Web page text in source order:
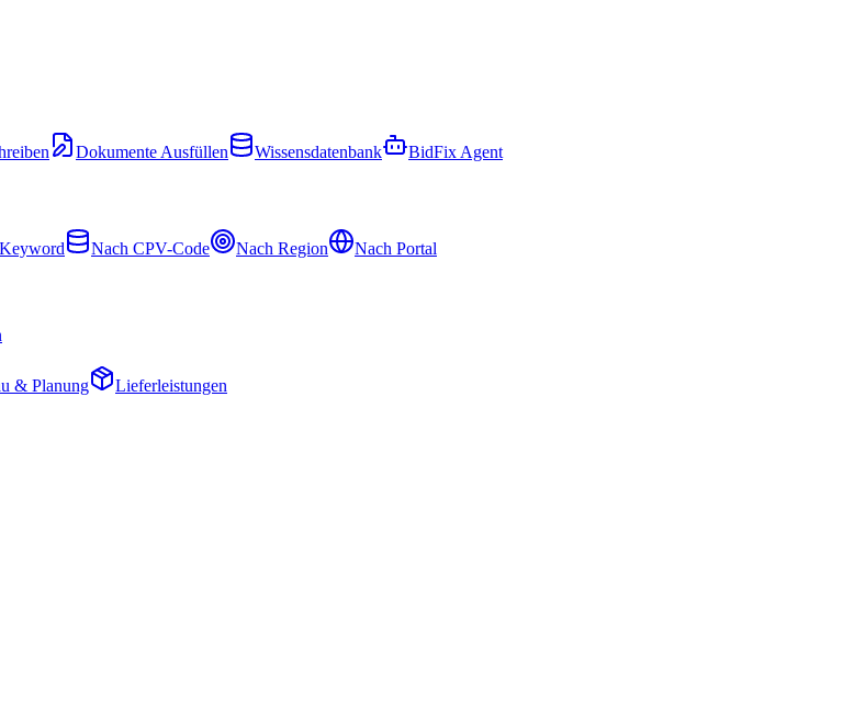
Dokumente Ausfüllen Wissensdatenbank BidFix Agent
Nach CPV-Code Nach Region Nach Portal
& Planung
Lieferleistungen